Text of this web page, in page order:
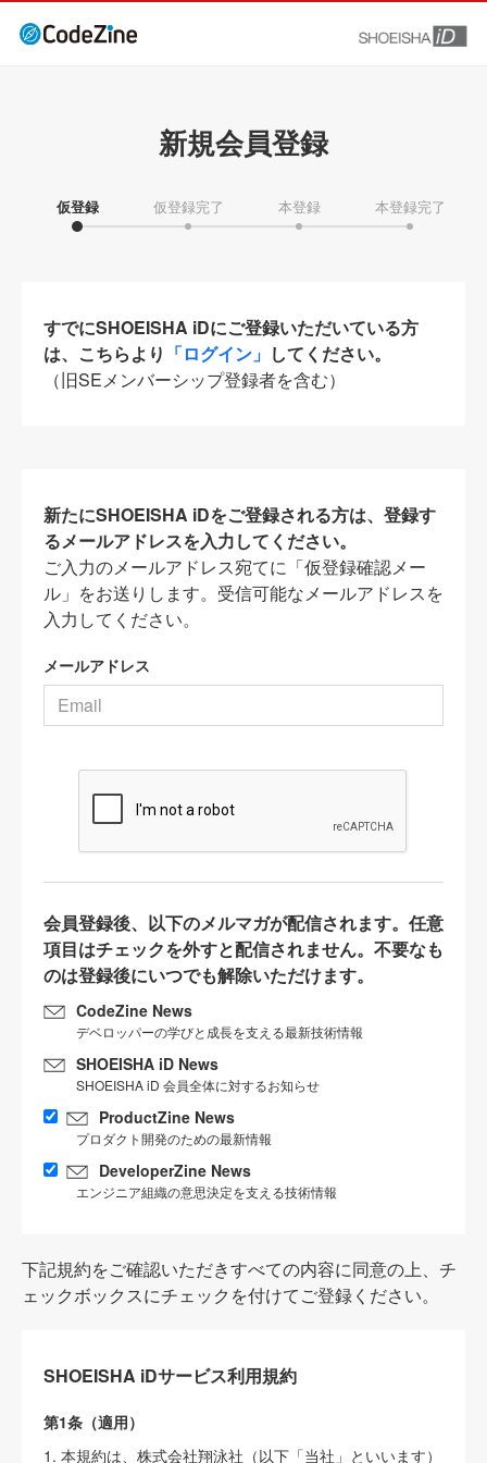
新規会員登録
仮登録 仮登録完了 本登録 本登録完了
すでにSHOEISHA iDにご登録いただいている方
は、こちらより 「ログイン」 してください。
（旧SEメンバーシップ登録者を含む）
新たにSHOEISHA iDをご登録される方は、登録す
るメールアドレスを入力してください。
ご入力のメールアドレス宛てに「仮登録確認メー
ル」をお送りします。受信可能なメールアドレスを
入力してください。
メールアドレス
会員登録後、以下のメルマガが配信されます。任意
項目はチェックを外すと配信されません。不要なも
のは登録後にいつでも解除いただけます。
CodeZine News
デベロッパーの学びと成長を支える最新技術情報
SHOEISHA iD News
SHOEISHA iD 会員全体に対するお知らせ
ProductZine News
プロダクト開発のための最新情報
DeveloperZine News
エンジニア組織の意思決定を支える技術情報
下記規約をご確認いただきすべての内容に同意の上、チ
ェックボックスにチェックを付けてご登録ください。
SHOEISHA iDサービス利用規約
第1条（適用）
1. 本規約は、株式会社翔泳社（以下「当社」といいます）